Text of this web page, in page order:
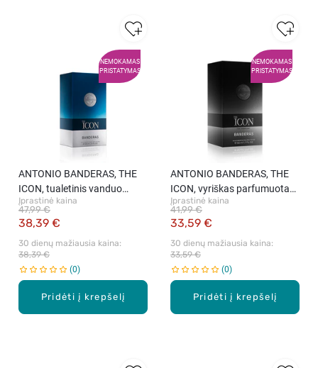
NEMOKAMAS
PRISTATYMAS
Pridėti į krepšelį
ANTONIO BANDERAS, THE
ICON, tualetinis vanduo
vyrams, 100 ml
Įprastinė kaina
38,39 €
47,99 €
30 dienų mažiausia kaina:
38,39 €
0
NEMOKAMAS
PRISTATYMAS
Pridėti į krepšelį
ANTONIO BANDERAS, THE
ICON, vyriškas parfumuotas
vanduo, 50ml.
Įprastinė kaina
33,59 €
41,99 €
30 dienų mažiausia kaina:
33,59 €
0